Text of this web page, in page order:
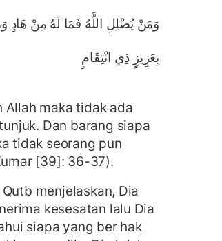
وَمَنْ يُضْلِلِ اللَّهُ فَمَا لَهُ مِنْ هَادٍ
بِعَزِيزٍ ذِي انْتِقَامٍ
Allah maka tidak ada
Dan barang siapa
tidak seorang pun
[39]: 36-37).
menjelaskan, Dia
kesesatan lalu Dia
siapa yang ber hak